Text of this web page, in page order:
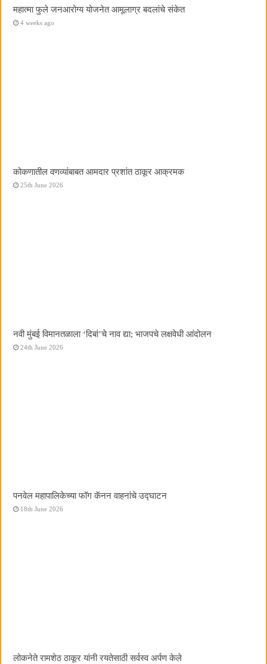
महात्मा फुले जनआरोग्य योजनेत आमूलाग्र बदलांचे संकेत
4 weeks ago
कोकणातील वणव्यांबाबत आमदार प्रशांत ठाकूर आक्रमक
25th June 2026
नवी मुंबई विमानतळाला ‌‘दिबां‌’चे नाव द्या; भाजपचे लक्षवेधी आंदोलन
24th June 2026
पनवेल महापालिकेच्या फॉग कॅनन वाहनांचे उद्घाटन
18th June 2026
लोकनेते रामशेठ ठाकूर यांनी रयतेसाठी सर्वस्व अर्पण केले